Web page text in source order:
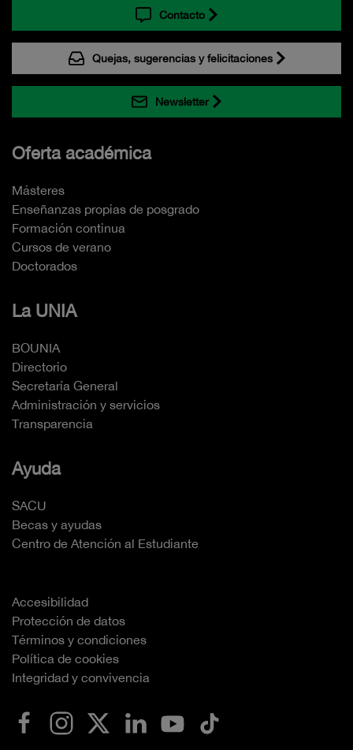
Contacto
Quejas, sugerencias y felicitaciones
Newsletter
Oferta académica
Másteres
Enseñanzas propias de posgrado
Formación continua
Cursos de verano
Doctorados
La UNIA
BOUNIA
Directorio
Secretaría General
Administración y servicios
Transparencia
Ayuda
SACU
Becas y ayudas
Centro de Atención al Estudiante
Accesibilidad
Protección de datos
Términos y condiciones
Política de cookies
Integridad y convivencia